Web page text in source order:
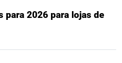
para 2026 para lojas de